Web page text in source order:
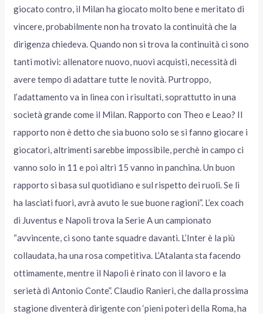
giocato contro, il Milan ha giocato molto bene e meritato di
vincere, probabilmente non ha trovato la continuità che la
dirigenza chiedeva. Quando non si trova la continuità ci sono
tanti motivi: allenatore nuovo, nuovi acquisti, necessità di
avere tempo di adattare tutte le novità. Purtroppo,
l’adattamento va in linea con i risultati, soprattutto in una
società grande come il Milan. Rapporto con Theo e Leao? Il
rapporto non è detto che sia buono solo se si fanno giocare i
giocatori, altrimenti sarebbe impossibile, perchè in campo ci
vanno solo in 11 e poi altri 15 vanno in panchina. Un buon
rapporto si basa sul quotidiano e sul rispetto dei ruoli. Se li
ha lasciati fuori, avrà avuto le sue buone ragioni”. L’ex coach
di Juventus e Napoli trova la Serie A un campionato
“avvincente, ci sono tante squadre davanti. L’Inter è la più
collaudata, ha una rosa competitiva. L’Atalanta sta facendo
ottimamente, mentre il Napoli è rinato con il lavoro e la
serietà di Antonio Conte”. Claudio Ranieri, che dalla prossima
stagione diventerà dirigente con ‘pieni poterì della Roma, ha